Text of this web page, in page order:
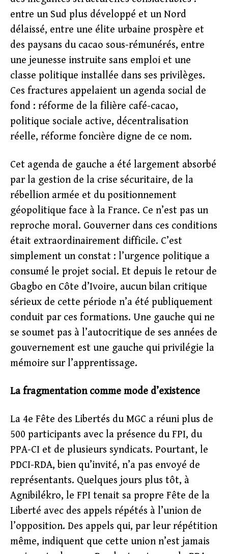
entre un Sud plus développé et un Nord
délaissé, entre une élite urbaine prospère et
des paysans du cacao sous-rémunérés, entre
une jeunesse instruite sans emploi et une
classe politique installée dans ses privilèges.
Ces fractures appelaient un agenda social de
fond : réforme de la filière café-cacao,
politique sociale active, décentralisation
réelle, réforme foncière digne de ce nom.
Cet agenda de gauche a été largement absorbé
par la gestion de la crise sécuritaire, de la
rébellion armée et du positionnement
géopolitique face à la France. Ce n’est pas un
reproche moral. Gouverner dans ces conditions
était extraordinairement difficile. C’est
simplement un constat : l’urgence politique a
consumé le projet social. Et depuis le retour de
Gbagbo en Côte d’Ivoire, aucun bilan critique
sérieux de cette période n’a été publiquement
conduit par ces formations. Une gauche qui ne
se soumet pas à l’autocritique de ses années de
gouvernement est une gauche qui privilégie la
mémoire sur l’apprentissage.
La fragmentation comme mode d’existence
La 4e Fête des Libertés du MGC a réuni plus de
500 participants avec la présence du FPI, du
PPA-CI et de plusieurs syndicats. Pourtant, le
PDCI-RDA, bien qu’invité, n’a pas envoyé de
représentants. Quelques jours plus tôt, à
Agnibilékro, le FPI tenait sa propre Fête de la
Liberté avec des appels répétés à l’union de
l’opposition. Des appels qui, par leur répétition
même, indiquent que cette union n’est jamais